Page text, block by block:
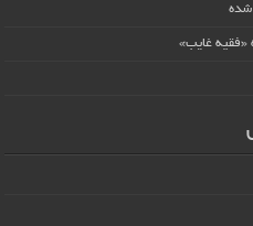
شده
«فقیه غایب»